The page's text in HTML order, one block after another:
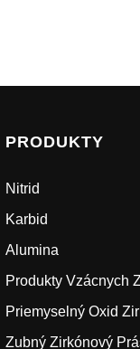
PRODUKTY
Nitrid
Karbid
Alumina
Produkty Vzácnych
Priemyselný Oxid
Zubný Zirkónový